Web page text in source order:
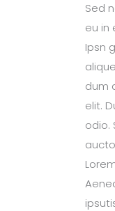
Sed
eu in
Ipsn
dum
elit.
odio.